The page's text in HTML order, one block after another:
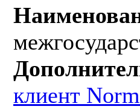
клиент